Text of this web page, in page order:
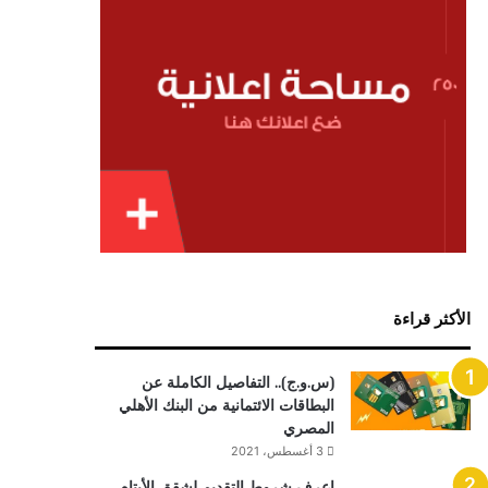
الأكثر قراءة
(س.و.ج).. التفاصيل الكاملة عن
البطاقات الائتمانية من البنك الأهلي
المصري
3 أغسطس، 2021